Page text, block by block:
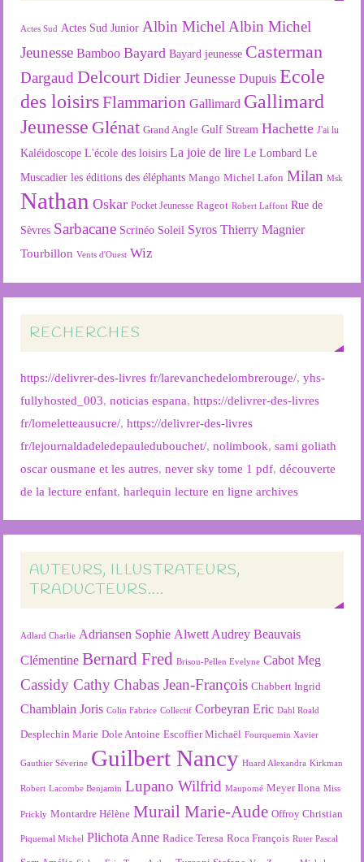
Actes Sud Actes Sud Junior Albin Michel Albin Michel
Jeunesse Bamboo Bayard Bayard jeunesse Casterman
Dargaud Delcourt Didier Jeunesse Dupuis Ecole
des loisirsFlammarion Gallimard Gallimard
Jeunesse Glénat Grand Angle Gulf Stream Hachette J'ai lu
Kaléidoscope L'école des loisirs La joie de lire Le Lombard Le
Muscadier les éditions des éléphants Mango Michel Lafon Milan Msk
Nathan Oskar Pocket Jeunesse Rageot Robert Laffont Rue de
Sèvres Sarbacane Scrinéo Soleil Syros Thierry Magnier
Tourbillon Vents d'Ouest Wiz
RECHERCHES
https://delivrer-des-livres fr/larevanchedelombrerouge/,yhs-
fullyhosted_003,noticias espana,https://delivrer-des-livres
fr/lomeletteausucre/,https://delivrer-des-livres
fr/lejournaldadeledepauledubouchet/,nolimbook,sami goliath
oscar ousmane et les autres,never sky tome 1 pdf,découverte
de la lecture enfant,harlequin lecture en ligne archives
AUTEURS, ILLUSTRATEURS,
TRADUCTEURS….
Adlard Charlie Adriansen Sophie Alwett Audrey Beauvais
Clémentine Bernard Fred Brisou-Pellen Evelyne Cabot Meg
Cassidy Cathy Chabas Jean-François Chabbert Ingrid
Chamblain Joris Colin Fabrice Collectif Corbeyran Eric Dahl Roald
Desplechin Marie Dole Antoine Escoffier Michaël Fourquemin Xavier
Gauthier Séverine Guilbert Nancy Huard Alexandra Kirkman
Robert Lacombe Benjamin Lupano Wilfrid Maupomé Meyer Ilona Miss
Prickly Montardre Hélène Murail Marie-Aude Offroy Christian
Piquemal Michel Plichota Anne Radice Teresa Roca François Ruter Pascal